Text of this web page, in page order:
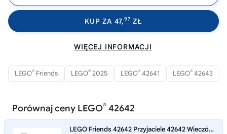
KUP ZA 47,97 ZŁ
WIĘCEJ INFORMACJI
LEGO® Friends LEGO® 2025 LEGO® 42641 LEGO® 42643
Porównaj ceny LEGO® 42642
LEGO Friends 42642 Przyjaciele 42642 Wieczór filmowy ze znajomymi